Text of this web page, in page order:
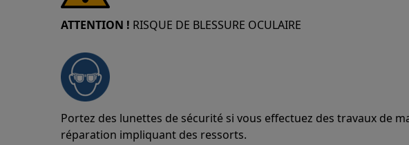
ATTENTION ! RISQUE DE BLESSURE OCULAIRE
Portez des lunettes de sécurité si vous effectuez des travaux de
réparation impliquant des ressorts.